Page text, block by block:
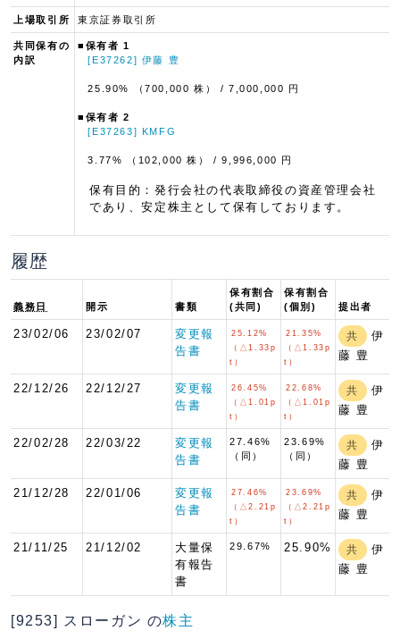
上場取引所 東京証券取引所
共同保有の
内訳
■保有者 1
[E37262] 伊藤 豊
25.90% （700,000 株） / 7,000,000 円
■保有者 2
[E37263] KMFG
3.77% （102,000 株）/ 9,996,000 円
保有目的：発行会社の代表取締役の資産管理会社
であり、安定株主として保有しております。
履歴
義務日 開示 書類
保有割合
(共同)
保有割合
(個別)
提出者
23/02/06 23/02/07
変更報
告書
25.12%
（△1.33p
t）
21.35%
（△1.33p
t）
共
伊
藤 豊
22/12/26 22/12/27
変更報
告書
26.45%
（△1.01p
t）
22.68%
（△1.01p
t）
共
伊
藤 豊
22/02/28 22/03/22
変更報
告書
27.46%
（同）
23.69%
（同）
共
伊
藤 豊
21/12/28 22/01/06
変更報
告書
27.46%
（△2.21p
t）
23.69%
（△2.21p
t）
共
伊
藤 豊
21/11/25 21/12/02
大量保
有報告
書
29.67% 25.90% 共
伊
藤 豊
[9253] スローガン の株主